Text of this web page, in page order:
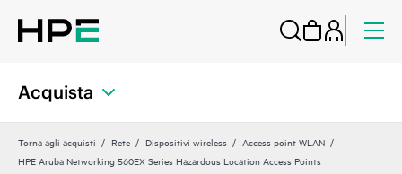
Acquista
Torna agli acquisti Rete Dispositivi wireless
Access point WLAN
HPE Aruba Networking 560EX Series Hazardous Location Access Points